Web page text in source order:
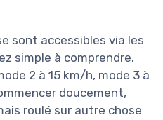
sont accessibles via les
simple à comprendre.
2 à 15 km/h, mode 3 à
doucement,
roulé sur autre chose